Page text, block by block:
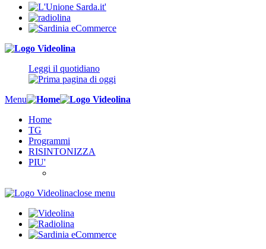
Leggi il quotidiano
Menu
Home
TG
Programmi
RISINTONIZZA
PIU'
close menu